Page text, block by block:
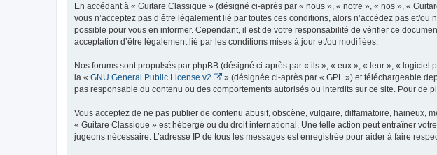
En accédant à « Guitare Classique » (désigné ci-après par « nous », « notre », « nos », «
vous n’acceptez pas d’être légalement lié par toutes ces conditions, alors n’accédez pas et/
possible pour vous en informer. Cependant, il est de votre responsabilité de vérifier ce
acceptation d’être légalement lié par les conditions mises à jour et/ou modifiées.
Nos forums sont propulsés par phpBB (désigné ci-après par « ils », « eux », « leur », «
la « GNU General Public License v2 » (désignée ci-après par « GPL ») et téléchargeable
pas responsable du contenu ou des comportements autorisés ou interdits sur ce site. Pour de
Vous acceptez de ne pas publier de contenu abusif, obscène, vulgaire, diffamatoire, haineux,
« Guitare Classique » est hébergé ou du droit international. Une telle action peut entraîner
jugeons nécessaire. L’adresse IP de tous les messages est enregistrée pour aider à faire